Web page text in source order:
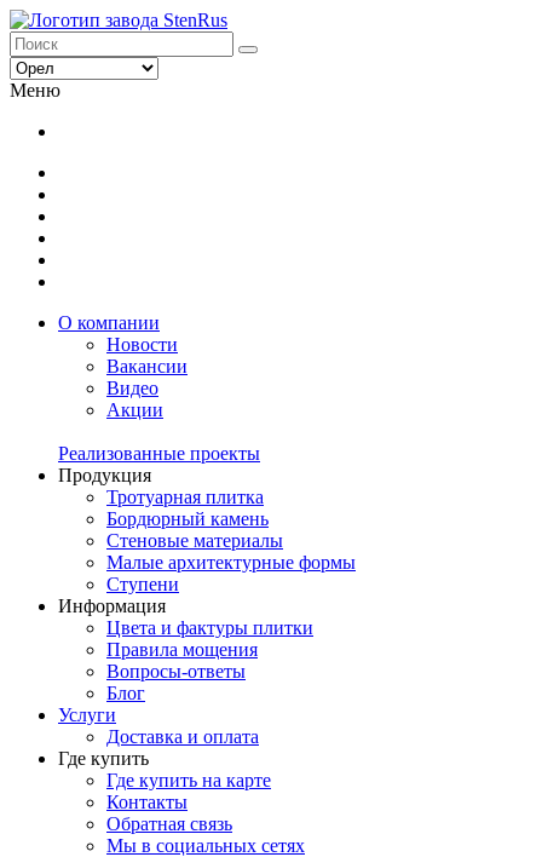
Меню
О компании
Новости
Вакансии
Видео
Акции
Реализованные проекты
Продукция
Тротуарная плитка
Бордюрный камень
Стеновые материалы
Малые архитектурные формы
Ступени
Информация
Цвета и фактуры плитки
Правила мощения
Вопросы-ответы
Блог
Услуги
Доставка и оплата
Где купить
Где купить на карте
Контакты
Обратная связь
Мы в социальных сетях